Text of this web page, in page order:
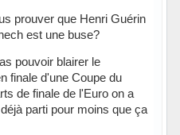
prouver que Henri Guérin
est une buse?
pouvoir blairer le
finale d'une Coupe du
de finale de l'Euro on a
parti pour moins que ça